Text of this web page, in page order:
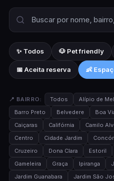
✨ Todos 🐶 Pet friendly
📅 Aceita reserva 👶
📍 BAIRRO: Todos Alípio de
Barro Preto
Belvedere Boa
Caiçaras
Califórnia Camilo
Centro
Cidade Jardim
Cruzeiro
Dona Clara Estoril
Gameleira
Graça Ipiranga
Jardim Guanabara
Jardim São